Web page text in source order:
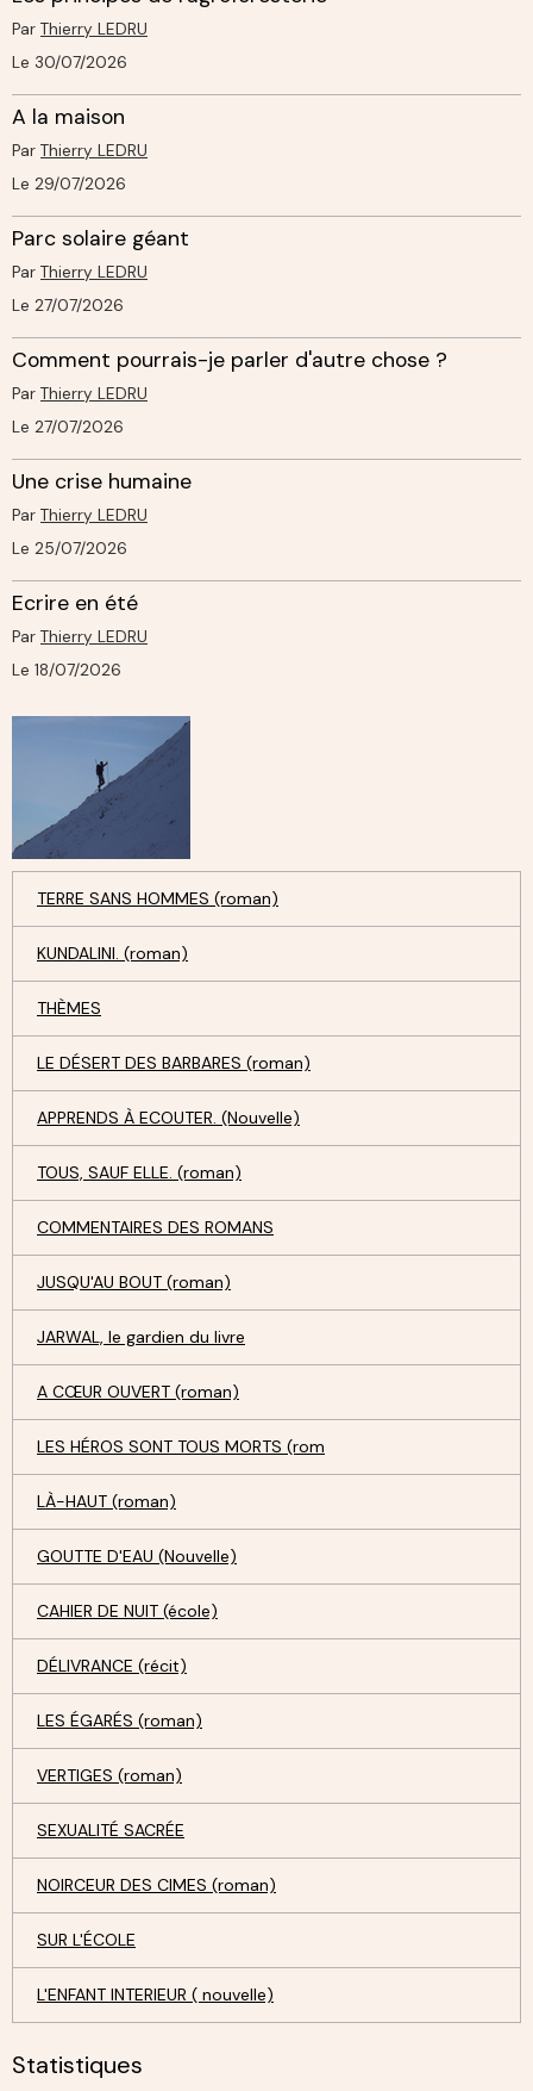
Par Thierry LEDRU
Le 30/07/2026
A la maison
Par Thierry LEDRU
Le 29/07/2026
Parc solaire géant
Par Thierry LEDRU
Le 27/07/2026
Comment pourrais-je parler d'autre chose ?
Par Thierry LEDRU
Le 27/07/2026
Une crise humaine
Par Thierry LEDRU
Le 25/07/2026
Ecrire en été
Par Thierry LEDRU
Le 18/07/2026
TERRE SANS HOMMES (roman)
KUNDALINI. (roman)
THÈMES
LE DÉSERT DES BARBARES (roman)
APPRENDS À ECOUTER. (Nouvelle)
TOUS, SAUF ELLE. (roman)
COMMENTAIRES DES ROMANS
JUSQU'AU BOUT (roman)
JARWAL, le gardien du livre
A CŒUR OUVERT (roman)
LES HÉROS SONT TOUS MORTS (rom
LÀ-HAUT (roman)
GOUTTE D'EAU (Nouvelle)
CAHIER DE NUIT (école)
DÉLIVRANCE (récit)
LES ÉGARÉS (roman)
VERTIGES (roman)
SEXUALITÉ SACRÉE
NOIRCEUR DES CIMES (roman)
SUR L'ÉCOLE
L'ENFANT INTERIEUR ( nouvelle)
Statistiques